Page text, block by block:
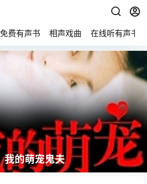
免费有声书 相声戏曲 在线听有声书
我的萌宠鬼夫